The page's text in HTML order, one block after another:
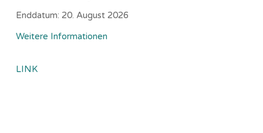
Enddatum: 20. August 2026
Weitere Informationen
LINK